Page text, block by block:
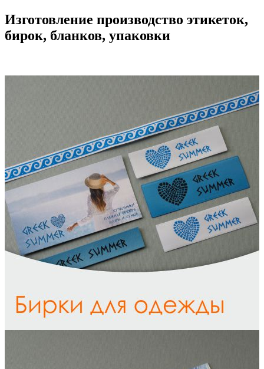
Изготовление производство этикеток,
бирок, бланков, упаковки